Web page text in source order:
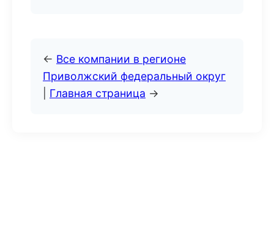
← Все компании в регионе
Приволжский федеральный округ
Главная страница →